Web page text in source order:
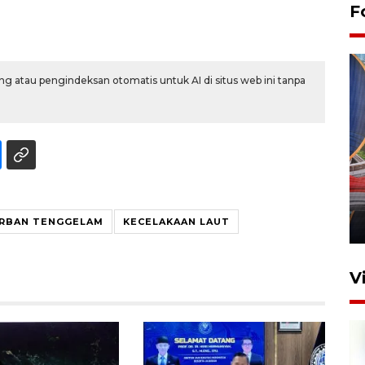
atau pengindeksan otomatis untuk AI di situs web ini tanpa
TENGGELAM KECELAKAAN LAUT
12 Juni 2026 18:49